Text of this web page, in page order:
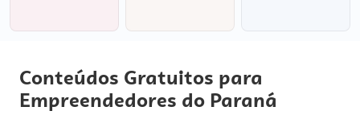
Conteúdos Gratuitos para
Empreendedores do Paraná